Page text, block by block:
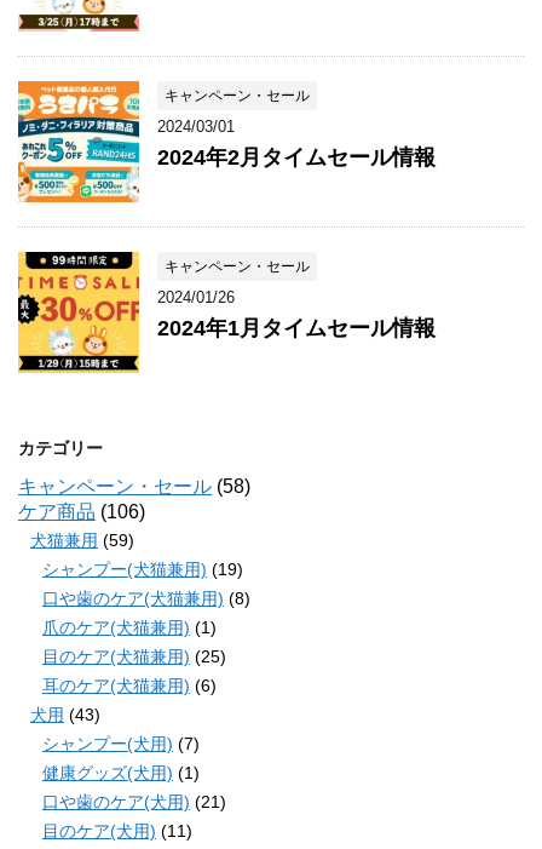
キャンペーン・セール
2024/03/01
2024年2月タイムセール情報
キャンペーン・セール
2024/01/26
2024年1月タイムセール情報
カテゴリー
キャンペーン・セール (58)
ケア商品 (106)
犬猫兼用 (59)
シャンプー(犬猫兼用) (19)
口や歯のケア(犬猫兼用) (8)
爪のケア(犬猫兼用) (1)
目のケア(犬猫兼用) (25)
耳のケア(犬猫兼用) (6)
犬用 (43)
シャンプー(犬用) (7)
健康グッズ(犬用) (1)
口や歯のケア(犬用) (21)
目のケア(犬用) (11)